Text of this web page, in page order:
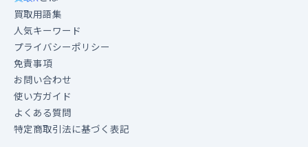
買取用語集
人気キーワード
プライバシーポリシー
免責事項
お問い合わせ
使い方ガイド
よくある質問
特定商取引法に基づく表記